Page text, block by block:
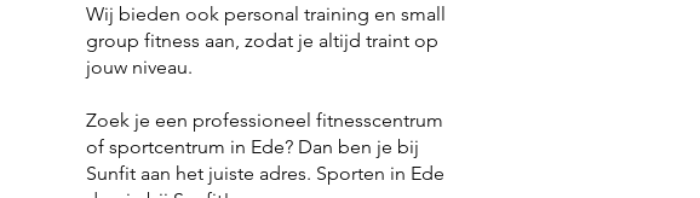
Wij bieden ook personal training en small
group fitness aan, zodat je altijd traint op
jouw niveau.
Zoek je een professioneel fitnesscentrum
of sportcentrum in Ede? Dan ben je bij
Sunfit aan het juiste adres. Sporten in Ede